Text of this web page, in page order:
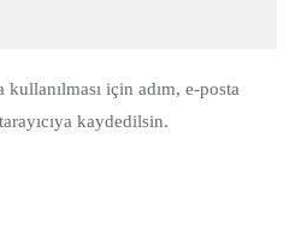
için adım, e-posta
kaydedilsin.